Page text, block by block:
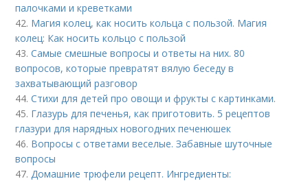
палочками и креветками
42. Магия колец, как носить кольца с пользой. Магия
колец: Как носить кольцо с пользой
43.Самые смешные вопросы и ответы на них. 80
вопросов, которые превратят вялую беседу в
захватывающий разговор
44.Стихи для детей про овощи и фрукты с картинками.
45. Глазурь для печенья, как приготовить. 5 рецептов
глазури для нарядных новогодних печенюшек
46. Вопросы с ответами веселые. Забавные шуточные
вопросы
47. Домашние трюфели рецепт. Ингредиенты: